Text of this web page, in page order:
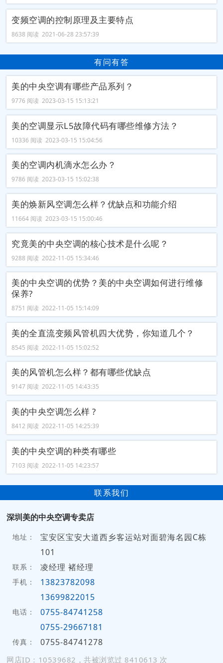
变频空调的控制原理及主要特点
8638 阅读 2021-06-28 23:57:39
有问有答
美的中央空调有哪些产品系列？
9776 阅读 2023-03-15 15:13:21
美的空调显示L5故障代码有哪些维修方法？
10336 阅读 2023-03-15 15:04:56
美的空调内机滴水怎么办？
9786 阅读 2023-03-15 15:02:38
美的焕新风空调怎么样？优缺点和功能介绍
11664 阅读 2023-03-15 15:00:46
究竟美的中央空调的核心技术是什么呢？
9288 阅读 2022-11-05 15:34:46
美的中央空调的优势？美的中央空调如何进行维修
保养?
8751 阅读 2022-11-05 15:14:09
美的全直流变频风管机四大优势，你知道几个？
8545 阅读 2022-11-05 15:02:52
美的风管机怎么样？都有哪些优缺点
9147 阅读 2022-11-05 14:43:35
美的中央空调怎么样 ?
8412 阅读 2022-11-05 14:25:39
美的中央空调的种类有哪些
7103 阅读 2022-11-05 14:23:57
联系我们
深圳美的中央空调专卖店
地址：
宝安区宝安大道西乡客运站对面碧海名园C栋
101
联系： 凌经理 褚经理
手机：
13823782098
13699822015
电话：
0755-84741258
0755-29667181
传真： 0755-84741278
网店ID：10539682，共被浏览过 8410613 次